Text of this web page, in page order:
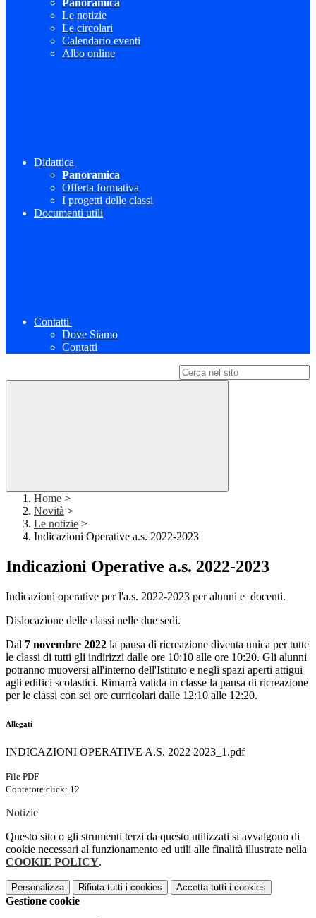
Panoramica
Le notizie
Le circolari
Calendario eventi
Albo online
Didattica
Panoramica
Offerta formativa
I progetti delle classi
Documenti utili
Contatti
Dove Siamo
Contatti
Home >
Novità >
Le notizie >
Indicazioni Operative a.s. 2022-2023
Indicazioni Operative a.s. 2022-2023
Indicazioni operative per l'a.s. 2022-2023 per alunni e docenti.
Dislocazione delle classi nelle due sedi.
Dal 7 novembre 2022 la pausa di ricreazione diventa unica per tutte
le classi di tutti gli indirizzi dalle ore 10:10 alle ore 10:20. Gli alunni
potranno muoversi all'interno dell'Istituto e negli spazi aperti attigui
agli edifici scolastici. Rimarrà valida in classe la pausa di ricreazione
per le classi con sei ore curricolari dalle 12:10 alle 12:20.
Allegati
INDICAZIONI OPERATIVE A.S. 2022 2023_1.pdf
File PDF
Contatore click: 12
Notizie
Questo sito o gli strumenti terzi da questo utilizzati si avvalgono di
cookie necessari al funzionamento ed utili alle finalità illustrate nella
COOKIE POLICY.
Personalizza Rifiuta tutti i cookies Accetta tutti i cookies
Gestione cookie